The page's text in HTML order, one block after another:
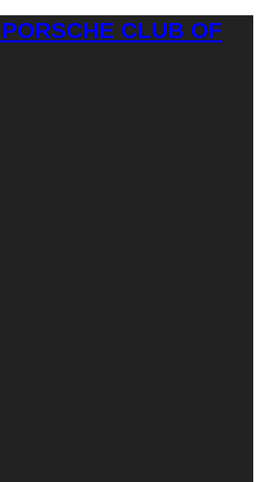
CLUB OF